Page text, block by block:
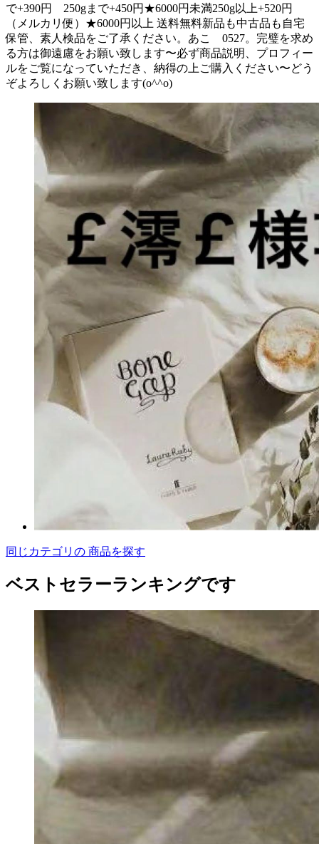
で+390円 250gまで+450円★6000円未満250g以上+520円
（メルカリ便）★6000円以上 送料無料新品も中古品も自宅
保管、素人検品をご了承ください。あこ 0527。完璧を求め
る方は御遠慮をお願い致します〜必ず商品説明、プロフィー
ルをご覧になっていただき、納得の上ご購入ください〜どう
ぞよろしくお願い致します(o^^o)
同じカテゴリの 商品を探す
ベストセラーランキングです